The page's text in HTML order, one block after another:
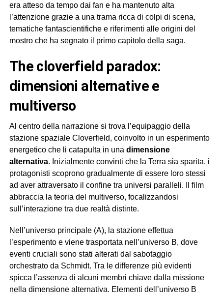
era atteso da tempo dai fan e ha mantenuto alta
l’attenzione grazie a una trama ricca di colpi di scena,
tematiche fantascientifiche e riferimenti alle origini del
mostro che ha segnato il primo capitolo della saga.
the cloverfield paradox:
dimensioni alternative e
multiverso
Al centro della narrazione si trova l’equipaggio della
stazione spaziale Cloverfield, coinvolto in un esperimento
energetico che li catapulta in una dimensione
alternativa. Inizialmente convinti che la Terra sia sparita, i
protagonisti scoprono gradualmente di essere loro stessi
ad aver attraversato il confine tra universi paralleli. Il film
abbraccia la teoria del multiverso, focalizzandosi
sull’interazione tra due realtà distinte.
Nell’universo principale (A), la stazione effettua
l’esperimento e viene trasportata nell’universo B, dove
eventi cruciali sono stati alterati dal sabotaggio
orchestrato da Schmidt. Tra le differenze più evidenti
spicca l’assenza di alcuni membri chiave dalla missione
nella dimensione alternativa. Elementi dell’universo B